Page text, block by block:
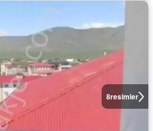
8resimler